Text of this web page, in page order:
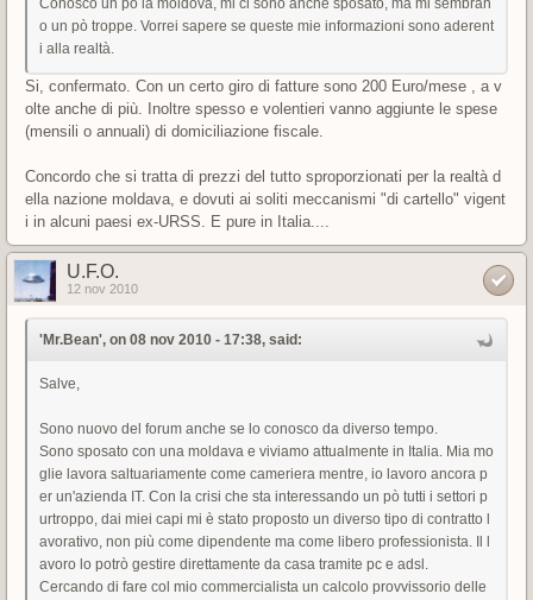
Conosco un pò la moldova, mi ci sono anche sposato, ma mi sembran
o un pò troppe. Vorrei sapere se queste mie informazioni sono aderent
i alla realtà.
Si, confermato. Con un certo giro di fatture sono 200 Euro/mese , a v
olte anche di più. Inoltre spesso e volentieri vanno aggiunte le spese
(mensili o annuali) di domiciliazione fiscale.
Concordo che si tratta di prezzi del tutto sproporzionati per la realtà d
ella nazione moldava, e dovuti ai soliti meccanismi "di cartello" vigent
i in alcuni paesi ex-URSS. E pure in Italia....
U.F.O.
12 nov 2010
'Mr.Bean', on 08 nov 2010 - 17:38, said:
Salve,
Sono nuovo del forum anche se lo conosco da diverso tempo.
Sono sposato con una moldava e viviamo attualmente in Italia. Mia mo
glie lavora saltuariamente come cameriera mentre, io lavoro ancora p
er un'azienda IT. Con la crisi che sta interessando un pò tutti i settori p
urtroppo, dai miei capi mi è stato proposto un diverso tipo di contratto l
avorativo, non più come dipendente ma come libero professionista. Il l
avoro lo potrò gestire direttamente da casa tramite pc e adsl.
Cercando di fare col mio commercialista un calcolo provvissorio delle